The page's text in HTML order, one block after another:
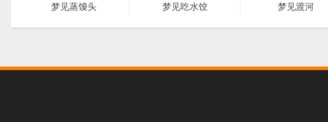
梦见蒸馒头
梦见吃水饺 梦见渡河